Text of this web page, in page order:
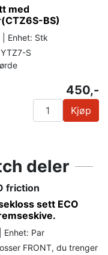
med
BS)
Enhet: Stk
S
450,-
Kjøp
deler
friction
sett ECO
Enhet: Par
FRONT, du trenger